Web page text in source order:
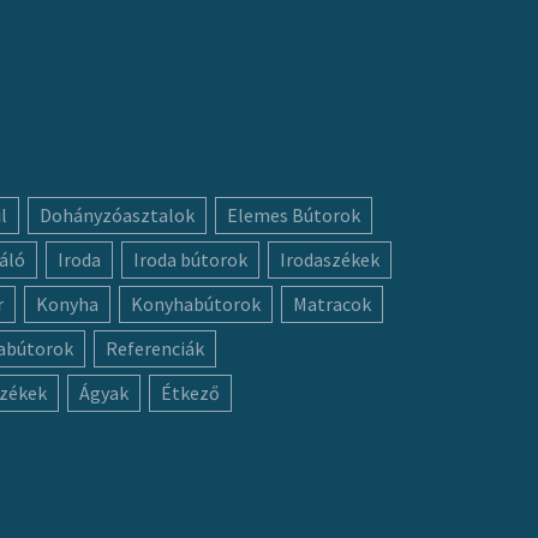
Dohányzóasztalok
Elemes Bútorok
Iroda Iroda bútorok
Irodaszékek
Konyha Konyhabútorok
Matracok
Referenciák
Ágyak
Étkező